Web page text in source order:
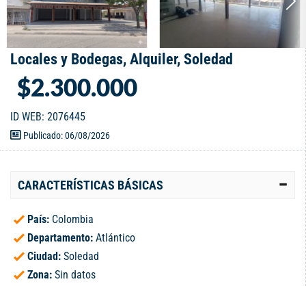
Locales y Bodegas, Alquiler, Soledad
$2.300.000
ID WEB: 2076445
Publicado: 06/08/2026
CARACTERÍSTICAS BÁSICAS
País: Colombia
Departamento: Atlántico
Ciudad: Soledad
Zona: Sin datos